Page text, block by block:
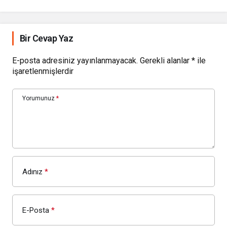
Bir Cevap Yaz
E-posta adresiniz yayınlanmayacak. Gerekli alanlar * ile
işaretlenmişlerdir
Yorumunuz *
Adınız *
E-Posta *